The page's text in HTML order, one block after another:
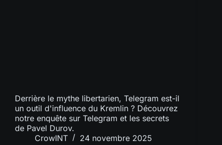
Derrière le mythe libertarien, Telegram est-il
un outil d'influence du Kremlin ? Découvrez
notre enquête sur Telegram et les secrets
de Pavel Durov.
CrowINT
24 novembre 2025